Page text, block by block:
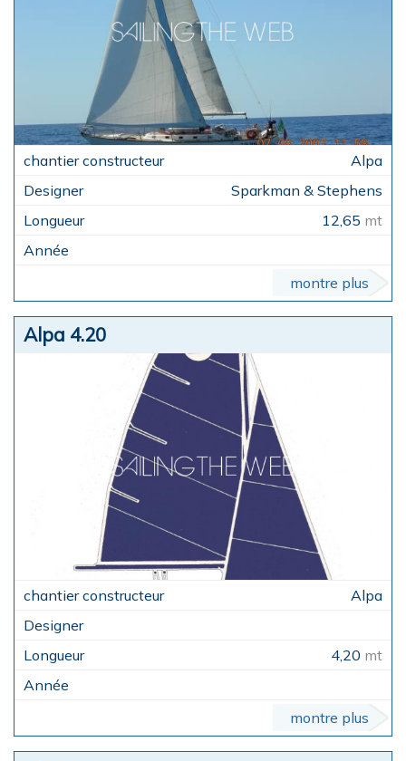
Alpa
Sparkman & Stephens
12,65 mt
montre plus
Alpa 4.20
Alpa
4,20 mt
montre plus